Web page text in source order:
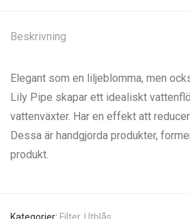
Beskrivning
Elegant som en liljeblomma, men
Lily Pipe skapar ett idealiskt
vattenväxter. Har en effekt att
Dessa är handgjorda produkter,
produkt.